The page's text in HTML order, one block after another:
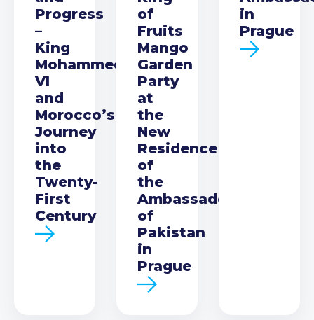
Progress
–
King
Mohammed
VI
and
Morocco’s
Journey
into
the
Twenty-
First
Century
of
Fruits
Mango
Garden
Party
at
the
New
Residence
of
the
Ambassador
of
Pakistan
in
Prague
in
Prague